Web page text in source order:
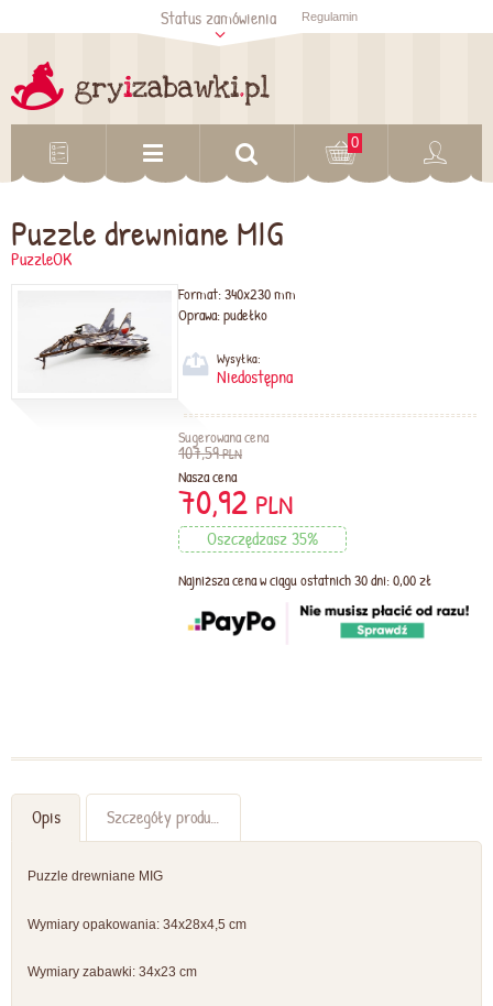
Sprawdź status
zamówienia
Status zamówienia Regulamin
0
Puzzle drewniane MIG
PuzzleOK
Format:340x230 mm
Oprawa:pudełko
Wysyłka:
Niedostępna
Sugerowana cena
107,59PLN
Nasza cena
70,92 PLN
Oszczędzasz 35%
Najniższa cena w ciągu ostatnich 30 dni: 0,00 zł
Opis Szczegóły produktu
Puzzle drewniane MIG
Wymiary opakowania: 34x28x4,5 cm
Wymiary zabawki: 34x23 cm